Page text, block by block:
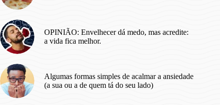
OPINIÃO: Envelhecer dá medo, mas acredite:
a vida fica melhor.
Algumas formas simples de acalmar a ansiedade
(a sua ou a de quem tá do seu lado)